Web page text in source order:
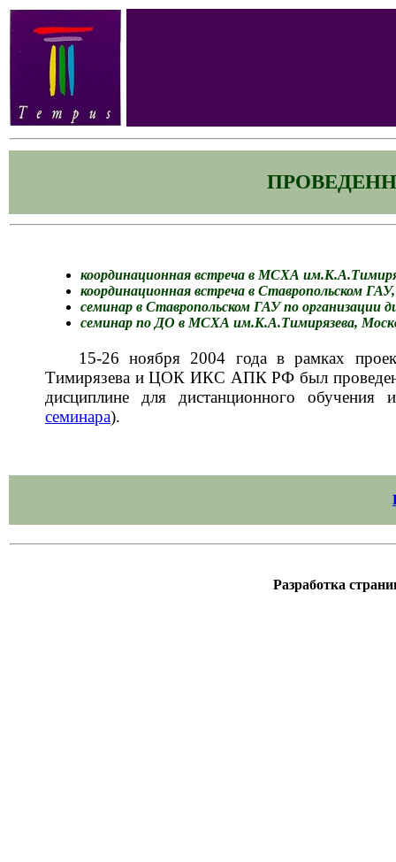
координационная встреча в МСХА
координационная встреча в Ставропольском
семинар в Ставропольском ГАУ по организации
семинар по ДО в МСХА им.К.А.Тимирязева,
15-26 ноября 2004 года в рамках
Тимирязева и ЦОК ИКС АПК РФ был проведен
дисциплине для дистанционного
семинара).
Разработка